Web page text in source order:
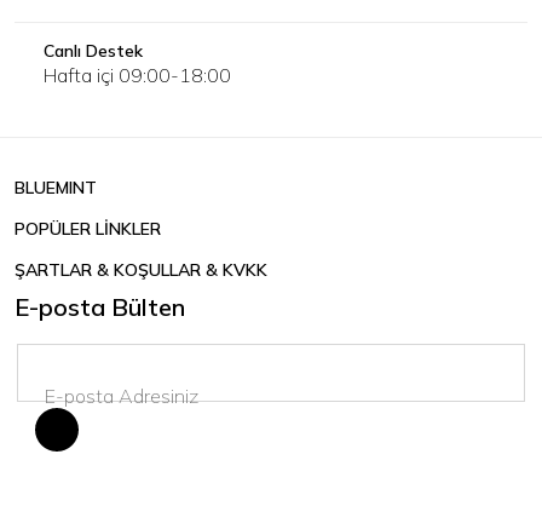
Canlı Destek
Hafta içi 09:00-18:00
BLUEMINT
POPÜLER LİNKLER
ŞARTLAR & KOŞULLAR & KVKK
E-posta Bülten